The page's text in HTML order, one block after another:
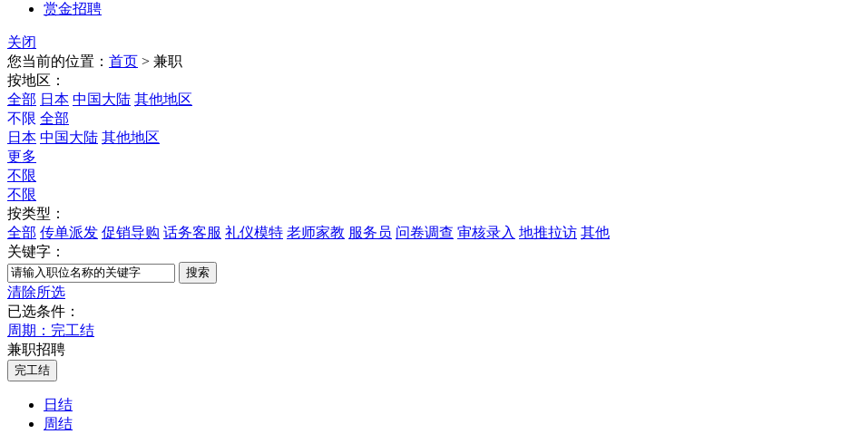
赏金招聘
关闭
您当前的位置： 首页 > 兼职
按地区：
全部 日本 中国大陆 其他地区
不限 全部
日本 中国大陆 其他地区
更多
不限
不限
按类型：
全部 传单派发 促销导购 话务客服 礼仪模特 老师家教 服务员 问卷调查 审核录入 地推拉访 其他
关键字：
清除所选
已选条件：
周期：完工结
兼职招聘
日结
周结